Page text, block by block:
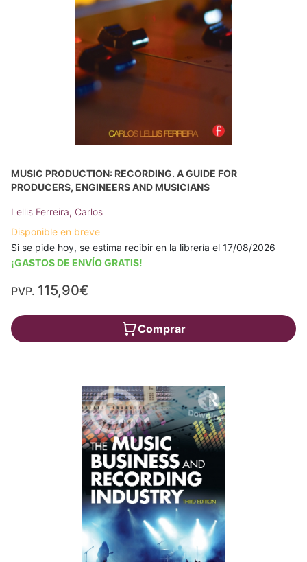
MUSIC PRODUCTION: RECORDING. A GUIDE FOR
PRODUCERS, ENGINEERS AND MUSICIANS
Lellis Ferreira, Carlos
Disponible en breve
Si se pide hoy, se estima recibir en la librería el 17/08/2026
¡GASTOS DE ENVÍO GRATIS!
PVP. 115,90€
Comprar